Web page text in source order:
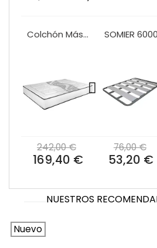
Colchón Máster muelle ensacado
242,00 €
169,40 €
SOMIER 6000
76,00 €
53,20 €
NUESTROS
Nuevo